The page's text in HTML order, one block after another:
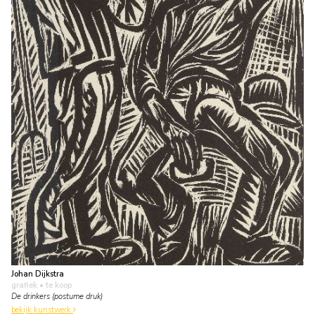
Johan Dijkstra
grafiek • te koop
De drinkers (postume druk)
bekijk kunstwerk